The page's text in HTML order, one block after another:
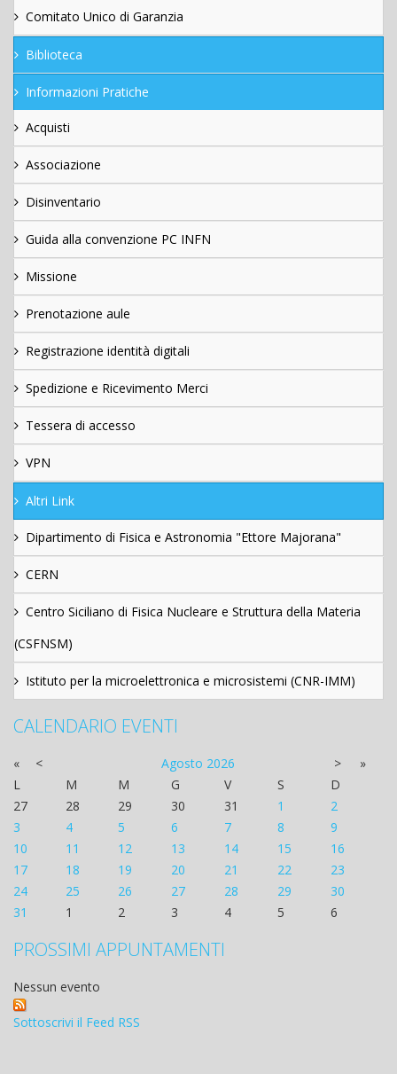
Comitato Unico di Garanzia
Biblioteca
Informazioni Pratiche
Acquisti
Associazione
Disinventario
Guida alla convenzione PC INFN
Missione
Prenotazione aule
Registrazione identità digitali
Spedizione e Ricevimento Merci
Tessera di accesso
VPN
Altri Link
Dipartimento di Fisica e Astronomia "Ettore Majorana"
CERN
Centro Siciliano di Fisica Nucleare e Struttura della Materia
(CSFNSM)
Istituto per la microelettronica e microsistemi (CNR-IMM)
CALENDARIO EVENTI
« < Agosto 2026 >
»
L
M M G V S
D
27
28 29 30 31 1
2
3
4 5 6 7 8
9
10
11 12 13 14 15
16
17
18 19 20 21 22
23
24
25 26 27 28 29
30
31
1 2 3 4 5 6
PROSSIMI APPUNTAMENTI
Nessun evento
Sottoscrivi il Feed RSS